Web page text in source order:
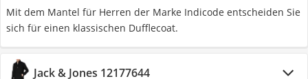
Mit dem Mantel für Herren der Marke Indicode entscheiden Sie
sich für einen klassischen Dufflecoat.
Jack & Jones 12177644